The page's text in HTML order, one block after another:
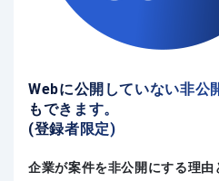
Webに公開していない非公
もできます。
(登録者限定)
企業が案件を非公開にする理由